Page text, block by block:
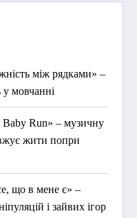
між рядками» –
мовчанні
Baby Run» – музичну
жити попри
що в мене є» –
і зайвих ігор